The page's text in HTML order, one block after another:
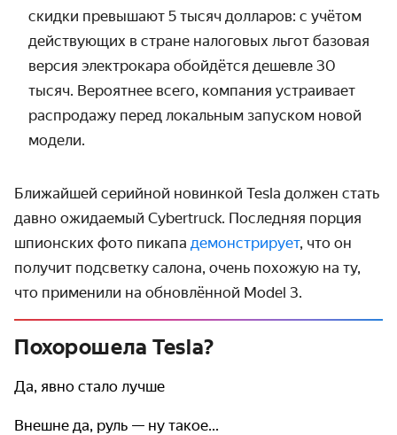
скидки превышают 5 тысяч долларов: с учётом
действующих в стране налоговых льгот базовая
версия электрокара обойдётся дешевле 30
тысяч. Вероятнее всего, компания устраивает
распродажу перед локальным запуском новой
модели.
Ближайшей серийной новинкой Tesla должен стать
давно ожидаемый Cybertruck. Последняя порция
шпионских фото пикапа демонстрирует, что он
получит подсветку салона, очень похожую на ту,
что применили на обновлённой Model 3.
Похорошела Tesla?
Да, явно стало лучше
Внешне да, руль — ну такое...